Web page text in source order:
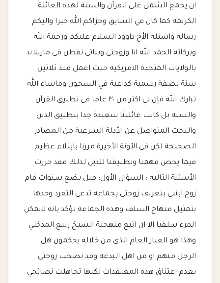
ان يجمع الشمل على القرآن والسنة لهذه العائلة
الكريمة كما كان في السابق وجزاكم الله خيرا واليكم
رسالة واسئلة الأخ داوود السلام عليكم ورحمة الله
وبركاته الحمد الله انا وزوجتي وبناتي نقطن في ماريلاند
بالولايات المتحدة الامريكية حيث اعمل منذ ثلاثين
سنة بصفة رسمية كداعية في السجون وماشاء الله
تبارك الله فإن لي اكثر من ٣٠ عاما في تطبيق القرآن
والسنة بل كانت عائلتنا سعيدة جدا بتطبيق الدين
والبحث المتواصل عن الأدلة الشرعية من المصادر
الصحيحة لكن في الآونة الأخيرة مررنا بابتلاء عظيم
فيما يخص فهمنا وتطبيقنا للدين لذلك فقد حررت
الأسئلة التالية : السؤال الأول: قبل بضع سنوات قام
زوج ابنتي بتعريف زوجتي بجماعة تدعي التفرد وحدها
بتمثيل منهاج السلف وهذه الجماعة تؤكد بانه لايمكن
المرء سلفيا الا ان اتبع منهجية الشيخ ربيع المدخلي
وهذا هو العيار العام الذي من خلاله يحكمون هل
الرجل منهم او من اهل البدعة وقد نصحت زوجتي
بعدم اعتناق هذه المعتقدات لكنها تجاهلت نصائحي